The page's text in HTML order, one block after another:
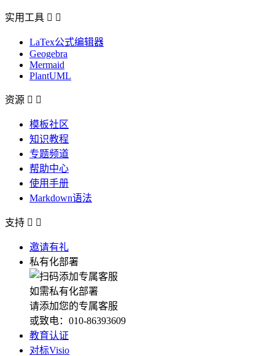
实用工具  
LaTex公式编辑器
Geogebra
Mermaid
PlantUML
资源  
模板社区
知识教程
专题频道
帮助中心
使用手册
Markdown语法
支持  
邀请有礼
私有化部署
如需私有化部署
请添加您的专属客服
或致电：010-86393609
教育认证
对标Visio